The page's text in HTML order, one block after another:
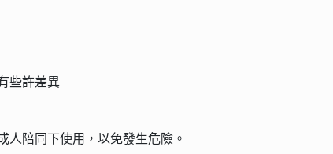
些許差異
人陪同下使用，以免發生危險。